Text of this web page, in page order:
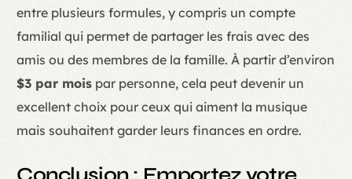
entre plusieurs formules, y compris un compte
familial qui permet de partager les frais avec des
amis ou des membres de la famille. À partir d’environ
$3 par mois par personne, cela peut devenir un
excellent choix pour ceux qui aiment la musique
mais souhaitent garder leurs finances en ordre.